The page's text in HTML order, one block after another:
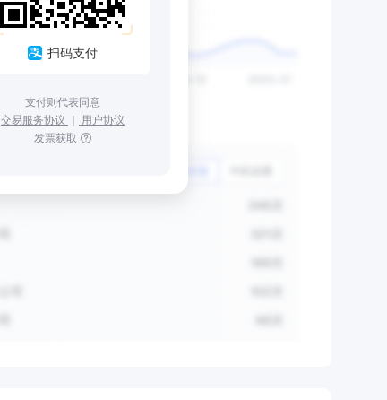
扫码支付
支付则代表同意
交易服务协议 ｜ 用户协议
发票获取